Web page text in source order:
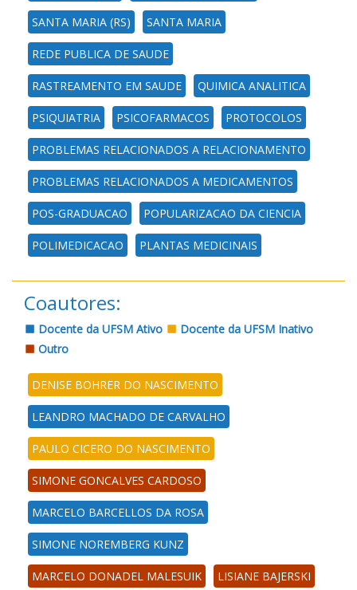
SANTA MARIA (RS) SANTA MARIA
REDE PUBLICA DE SAUDE
RASTREAMENTO EM SAUDE QUIMICA ANALITICA
PSIQUIATRIA PSICOFARMACOS PROTOCOLOS
PROBLEMAS RELACIONADOS A RELACIONAMENTO
PROBLEMAS RELACIONADOS A MEDICAMENTOS
POS-GRADUACAO POPULARIZACAO DA CIENCIA
POLIMEDICACAO PLANTAS MEDICINAIS
Coautores:
Docente da UFSM Ativo
Docente da UFSM Inativo
Outro
DENISE BOHRER DO NASCIMENTO
LEANDRO MACHADO DE CARVALHO
PAULO CICERO DO NASCIMENTO
SIMONE GONCALVES CARDOSO
MARCELO BARCELLOS DA ROSA
SIMONE NOREMBERG KUNZ
MARCELO DONADEL MALESUIK LISIANE BAJERSKI